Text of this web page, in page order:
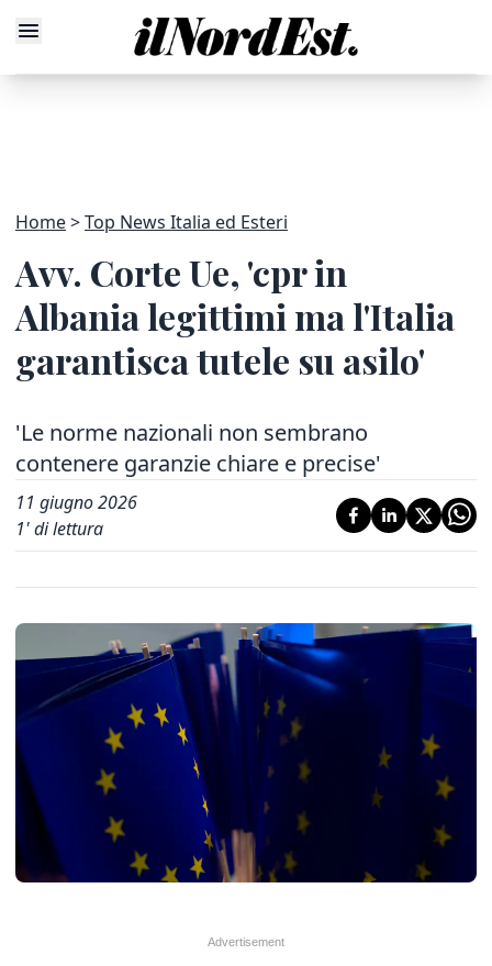
Home Top News Italia ed Esteri
Avv. Corte Ue, 'cpr in
Albania legittimi ma l'Italia
garantisca tutele su asilo'
'Le norme nazionali non sembrano
contenere garanzie chiare e precise'
11 giugno 2026
1' di lettura